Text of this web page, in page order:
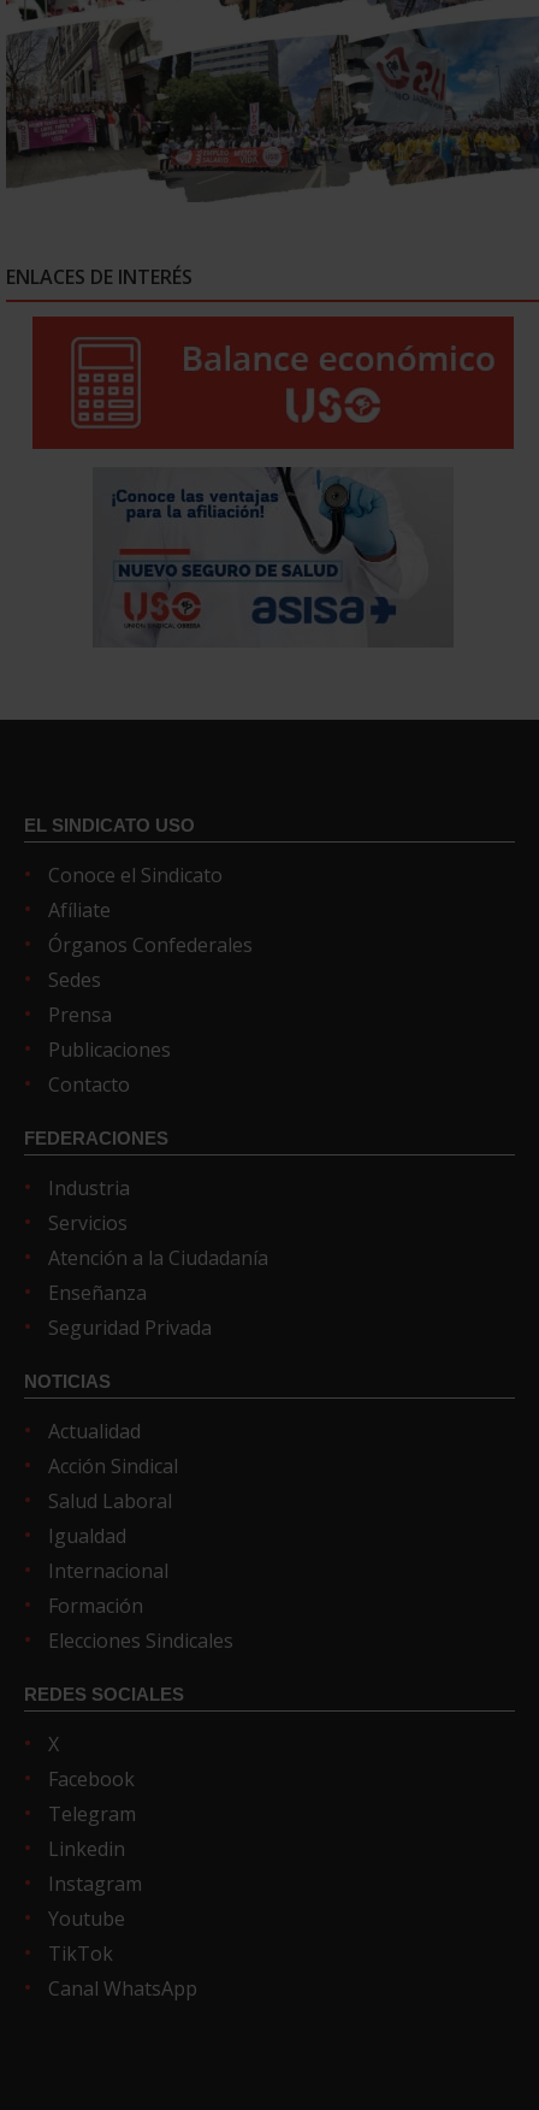
ENLACES DE INTERÉS
EL SINDICATO USO
Conoce el Sindicato
Afíliate
Órganos Confederales
Sedes
Prensa
Publicaciones
Contacto
FEDERACIONES
Industria
Servicios
Atención a la Ciudadanía
Enseñanza
Seguridad Privada
NOTICIAS
Actualidad
Acción Sindical
Salud Laboral
Igualdad
Internacional
Formación
Elecciones Sindicales
REDES SOCIALES
X
Facebook
Telegram
Linkedin
Instagram
Youtube
TikTok
Canal WhatsApp